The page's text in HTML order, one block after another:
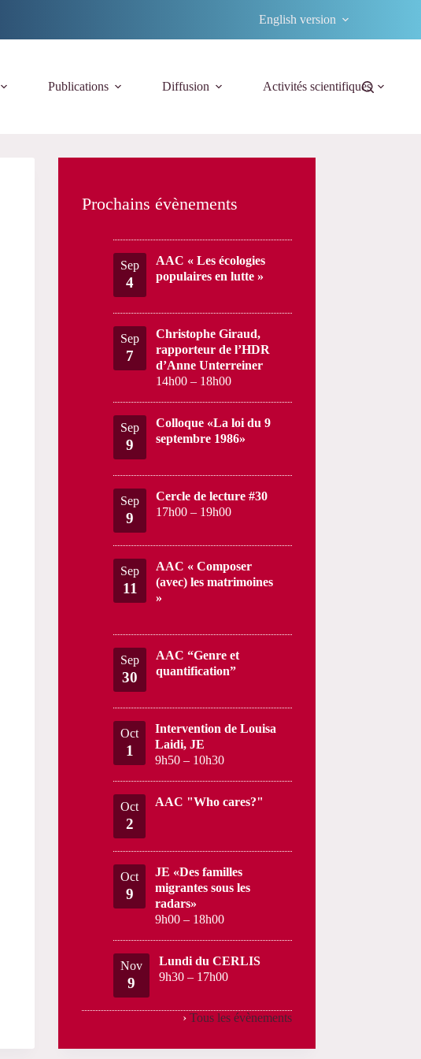
English version
Publications Diffusion Activités scientifiques
Prochains évènements
Sep
4
AAC « Les écologies
populaires en lutte »
Sep
7
Christophe Giraud,
rapporteur de l’HDR
d’Anne Unterreiner
14h00 – 18h00
Sep
9
Colloque «La loi du 9
septembre 1986»
Sep
9
Cercle de lecture #30
17h00 – 19h00
Sep
11
AAC « Composer
(avec) les matrimoines
»
Sep
30
AAC “Genre et
quantification”
Oct
1
Intervention de Louisa
Laidi, JE
9h50 – 10h30
Oct
2
AAC "Who cares?"
Oct
9
JE «Des familles
migrantes sous les
radars»
9h00 – 18h00
Nov
9
Lundi du CERLIS
9h30 – 17h00
› Tous les évènements